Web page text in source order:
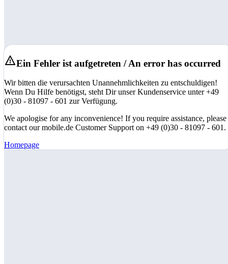
Ein Fehler ist aufgetreten / An error has occurred
Wir bitten die verursachten Unannehmlichkeiten zu entschuldigen!
Wenn Du Hilfe benötigst, steht Dir unser Kundenservice unter +49
(0)30 - 81097 - 601 zur Verfügung.
We apologise for any inconvenience! If you require assistance, please
contact our mobile.de Customer Support on +49 (0)30 - 81097 - 601.
Homepage